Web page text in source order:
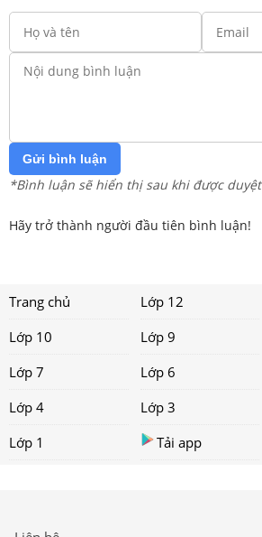
Gửi bình luận
*Bình luận sẽ hiển thị sau khi được duyệt
Hãy trở thành người đầu tiên bình luận!
Trang chủ Lớp 12
Lớp 10
Lớp 9
Lớp 7
Lớp 6
Lớp 4
Lớp 3
Lớp 1
Tải app